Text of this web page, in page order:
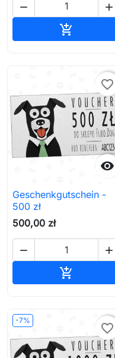
 


favorite_border
Geschenkgutschein -
500 zł
500,00 zł
 

-7%
favorite_border